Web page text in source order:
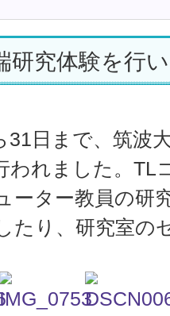
研究体験を行
31日まで、筑波
われました。TL
ーター教員の研
たり、研究室の